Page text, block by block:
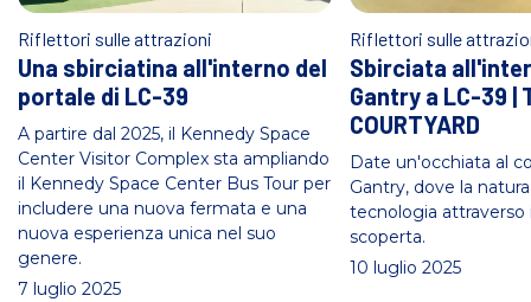
Riflettori sulle attrazioni
Una sbirciatina all'interno del
portale di LC-39
A partire dal 2025, il Kennedy Space
Center Visitor Complex sta ampliando
il Kennedy Space Center Bus Tour per
includere una nuova fermata e una
nuova esperienza unica nel suo
genere.
7 luglio 2025
Riflettori sulle
Sbirciata
Gantry a LC-39 |
COURTYARD
Date un'occhiata al
Gantry, dove la
tecnologia attraverso
scoperta.
10 luglio 2025